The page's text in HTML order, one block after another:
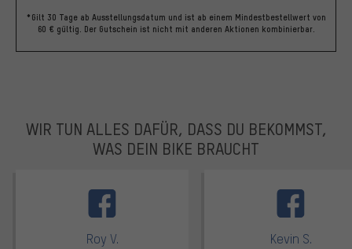
*Gilt 30 Tage ab Ausstellungsdatum und ist ab einem Mindestbestellwert von
60 € gültig. Der Gutschein ist nicht mit anderen Aktionen kombinierbar.
WIR TUN ALLES DAFÜR, DASS DU BEKOMMST,
WAS DEIN BIKE BRAUCHT
Roy V. Kevin S.